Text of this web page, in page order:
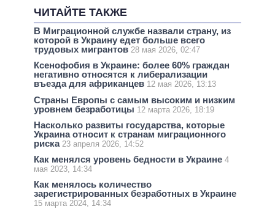
ЧИТАЙТЕ ТАКЖЕ
В Миграционной службе назвали страну, из
которой в Украину едет больше всего
трудовых мигрантов 28 мая 2026, 02:47
Ксенофобия в Украине: более 60% граждан
негативно относятся к либерализации
въезда для африканцев 12 мая 2026, 13:13
Страны Европы с самым высоким и низким
уровнем безработицы 12 марта 2026, 18:19
Насколько развиты государства, которые
Украина относит к странам миграционного
риска 23 апреля 2026, 14:52
Как менялся уровень бедности в Украине 4
мая 2023, 14:34
Как менялось количество
зарегистрированных безработных в Украине
15 марта 2024, 14:34